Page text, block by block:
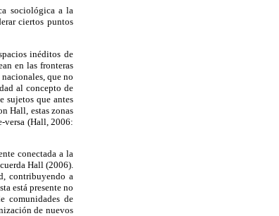
sociológica a la
ciertos puntos
inéditos de
en las fronteras
que no
al concepto de
sujetos que antes
Hall, estas zonas
versa (Hall, 2006:
conectada a la
Hall (2006).
contribuyendo a
está presente no
comunidades de
de nuevos